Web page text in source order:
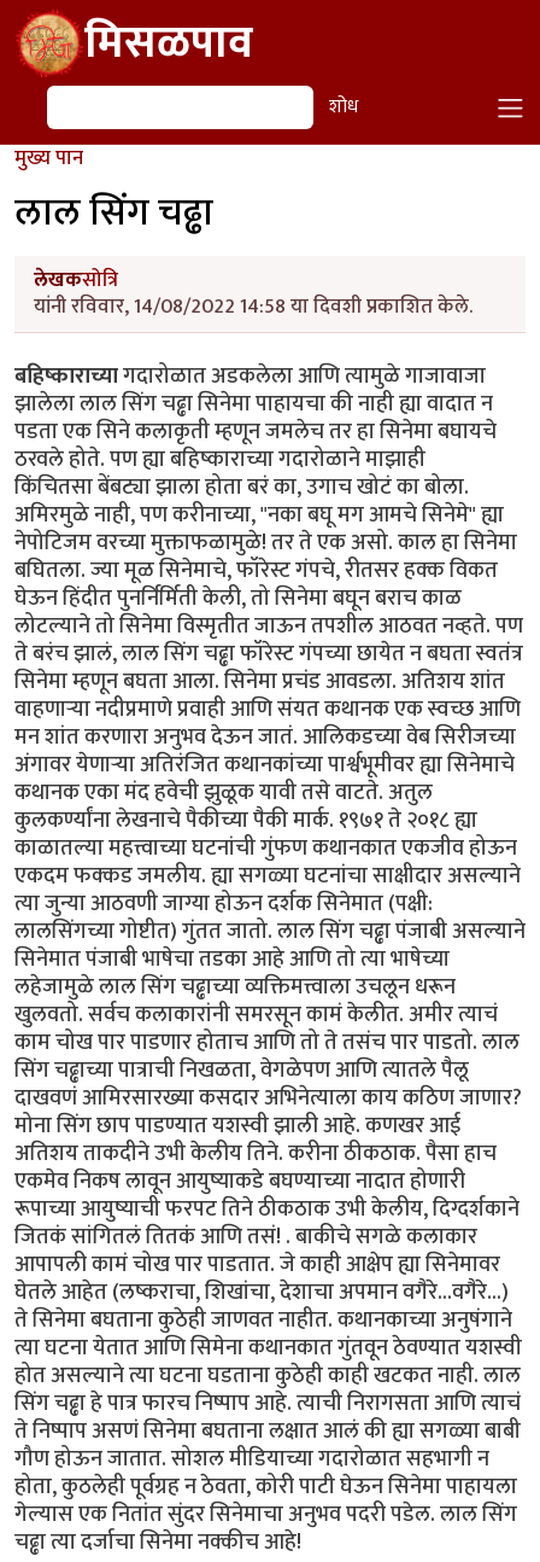
Skip to main contentमिसळपाव
शोध शोध
मुख्य पान
लाल सिंग चढ्ढा
लेखकसोत्रि
यांनी रविवार, 14/08/2022 14:58 या दिवशी प्रकाशित केले.
बहिष्काराच्यागदारोळात अडकलेला आणि त्यामुळे गाजावाजा
झालेला लाल सिंग चढ्ढा सिनेमा पाहायचा की नाही ह्या वादात न
पडता एक सिने कलाकृती म्हणून जमलेच तर हा सिनेमा बघायचे
ठरवले होते. पण ह्या बहिष्काराच्या गदारोळाने माझाही
किंचितसा बेंबट्या झाला होता बरं का, उगाच खोटं का बोला.
अमिरमुळे नाही, पण करीनाच्या, "नका बघू मग आमचे सिनेमे" ह्या
नेपोटिजम वरच्या मुक्ताफळामुळे! तर ते एक असो. काल हा सिनेमा
बघितला. ज्या मूळ सिनेमाचे, फॉरेस्ट गंपचे, रीतसर हक्क विकत
घेऊन हिंदीत पुनर्निर्मिती केली, तो सिनेमा बघून बराच काळ
लोटल्याने तो सिनेमा विस्मृतीत जाऊन तपशील आठवत नव्हते. पण
ते बरंच झालं, लाल सिंग चढ्ढा फॉरेस्ट गंपच्या छायेत न बघता स्वतंत्र
सिनेमा म्हणून बघता आला. सिनेमा प्रचंड आवडला. अतिशय शांत
वाहणाऱ्या नदीप्रमाणे प्रवाही आणि संयत कथानक एक स्वच्छ आणि
मन शांत करणारा अनुभव देऊन जातं. आलिकडच्या वेब सिरीजच्या
अंगावर येणाऱ्या अतिरंजित कथानकांच्या पार्श्वभूमीवर ह्या सिनेमाचे
कथानक एका मंद हवेची झुळूक यावी तसे वाटते. अतुल
कुलकर्ण्यांना लेखनाचे पैकीच्या पैकी मार्क. १९७१ ते २०१८ ह्या
काळातल्या महत्त्वाच्या घटनांची गुंफण कथानकात एकजीव होऊन
एकदम फक्कड जमलीय. ह्या सगळ्या घटनांचा साक्षीदार असल्याने
त्या जुन्या आठवणी जाग्या होऊन दर्शक सिनेमात (पक्षी:
लालसिंगच्या गोष्टीत) गुंतत जातो. लाल सिंग चढ्ढा पंजाबी असल्याने
सिनेमात पंजाबी भाषेचा तडका आहे आणि तो त्या भाषेच्या
लहेजामुळे लाल सिंग चढ्ढाच्या व्यक्तिमत्त्वाला उचलून धरून
खुलवतो. सर्वच कलाकारांनी समरसून कामं केलीत. अमीर त्याचं
काम चोख पार पाडणार होताच आणि तो ते तसंच पार पाडतो. लाल
सिंग चढ्ढाच्या पात्राची निखळता, वेगळेपण आणि त्यातले पैलू
दाखवणं आमिरसारख्या कसदार अभिनेत्याला काय कठिण जाणार?
मोना सिंग छाप पाडण्यात यशस्वी झाली आहे. कणखर आई
अतिशय ताकदीने उभी केलीय तिने. करीना ठीकठाक. पैसा हाच
एकमेव निकष लावून आयुष्याकडे बघण्याच्या नादात होणारी
रूपाच्या आयुष्याची फरपट तिने ठीकठाक उभी केलीय, दिग्दर्शकाने
जितकं सांगितलं तितकं आणि तसं! . बाकीचे सगळे कलाकार
आपापली कामं चोख पार पाडतात. जे काही आक्षेप ह्या सिनेमावर
घेतले आहेत (लष्कराचा, शिखांचा, देशाचा अपमान वगैरे...वगैरे...)
ते सिनेमा बघताना कुठेही जाणवत नाहीत. कथानकाच्या अनुषंगाने
त्या घटना येतात आणि सिमेना कथानकात गुंतवून ठेवण्यात यशस्वी
होत असल्याने त्या घटना घडताना कुठेही काही खटकत नाही. लाल
सिंग चढ्ढा हे पात्र फारच निष्पाप आहे. त्याची निरागसता आणि त्याचं
ते निष्पाप असणं सिनेमा बघताना लक्षात आलं की ह्या सगळ्या बाबी
गौण होऊन जातात. सोशल मीडियाच्या गदारोळात सहभागी न
होता, कुठलेही पूर्वग्रह न ठेवता, कोरी पाटी घेऊन सिनेमा पाहायला
गेल्यास एक नितांत सुंदर सिनेमाचा अनुभव पदरी पडेल. लाल सिंग
चढ्ढा त्या दर्जाचा सिनेमा नक्कीच आहे!